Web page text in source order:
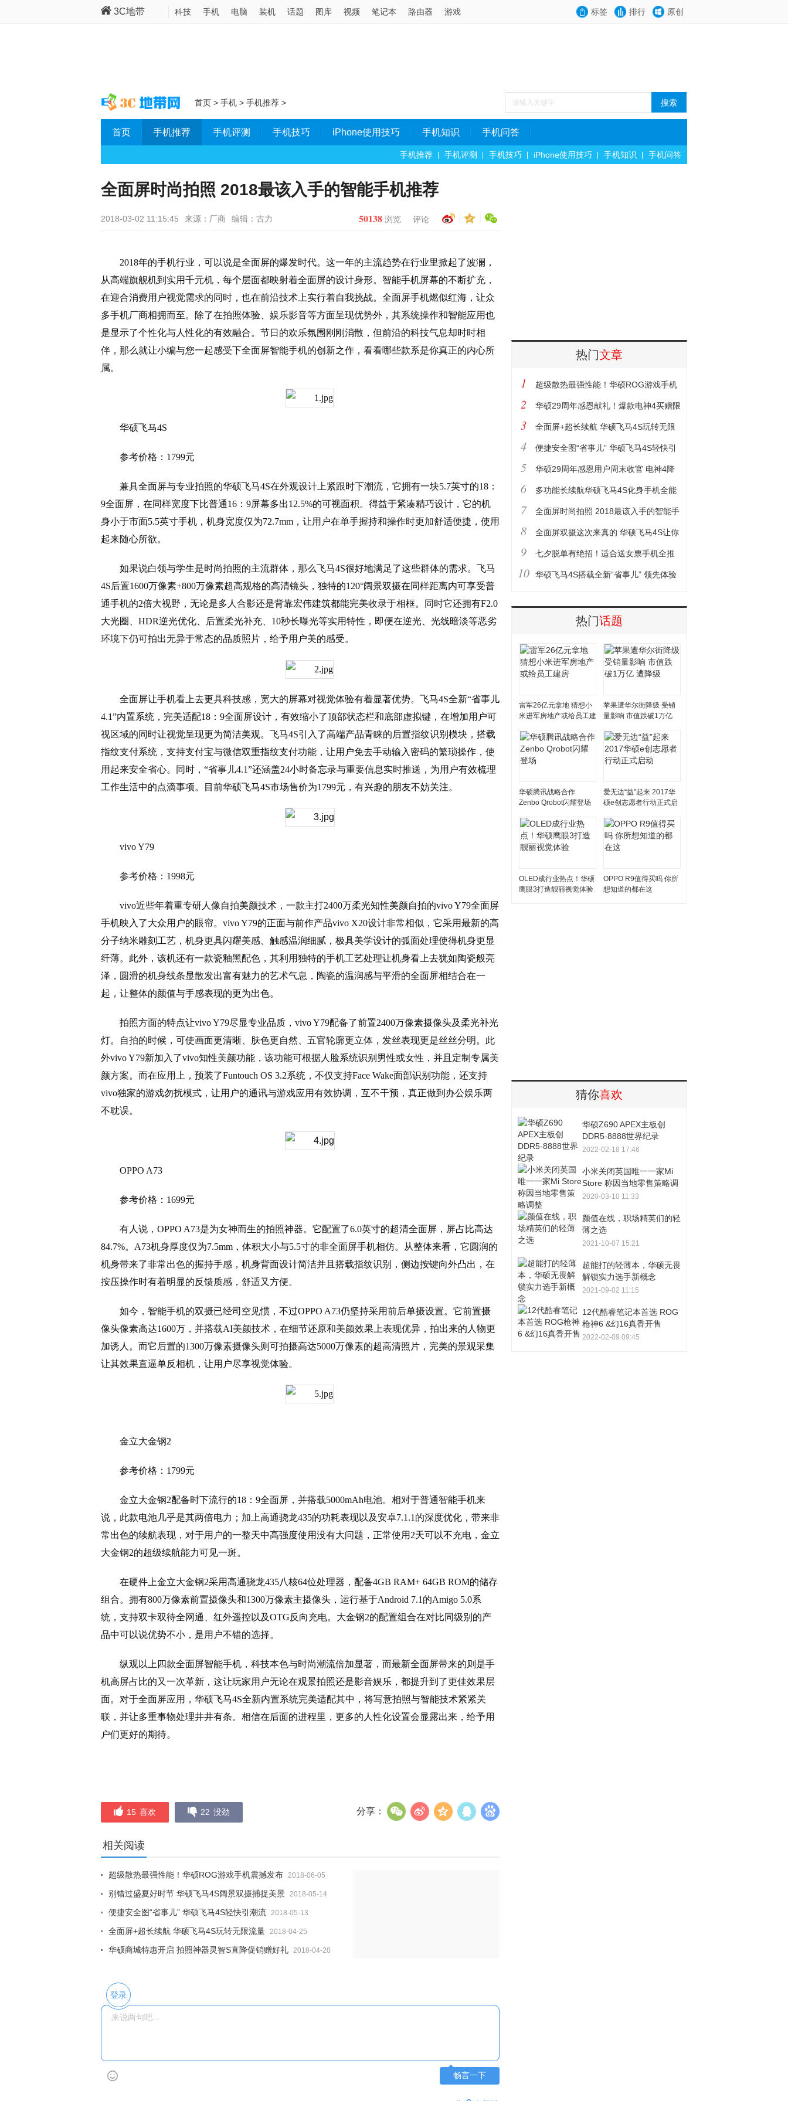
3C地带 科技 手机 电脑 装机 话题 图库 视频 笔记本 路由器 游戏 标签 排行 原创
首页 > 手机 > 手机推荐 >
首页 手机推荐 手机评测 手机技巧 iPhone使用技巧 手机知识 手机问答
手机推荐 手机评测 手机技巧 iPhone使用技巧 手机知识 手机问答
全面屏时尚拍照 2018最该入手的智能手机推荐
2018-03-02 11:15:45 来源：厂商 编辑：古力 50138 浏览 评论
2018年的手机行业，可以说是全面屏的爆发时代。这一年的主流趋势在行业里掀起了波澜，
从高端旗舰机到实用千元机，每个层面都映射着全面屏的设计身形。智能手机屏幕的不断扩充，
在迎合消费用户视觉需求的同时，也在前沿技术上实行着自我挑战。全面屏手机燃似红海，让众
多手机厂商相拥而至。除了在拍照体验、娱乐影音等方面呈现优势外，其系统操作和智能应用也
是显示了个性化与人性化的有效融合。节日的欢乐氛围刚刚消散，但前沿的科技气息却时时相
伴，那么就让小编与您一起感受下全面屏智能手机的创新之作，看看哪些款系是你真正的内心所
属。
华硕飞马4S
参考价格：1799元
兼具全面屏与专业拍照的华硕飞马4S在外观设计上紧跟时下潮流，它拥有一块5.7英寸的18：
9全面屏，在同样宽度下比普通16：9屏幕多出12.5%的可视面积。得益于紧凑精巧设计，它的机
身小于市面5.5英寸手机，机身宽度仅为72.7mm，让用户在单手握持和操作时更加舒适便捷，使用
起来随心所欲。
如果说白领与学生是时尚拍照的主流群体，那么飞马4S很好地满足了这些群体的需求。飞马
4S后置1600万像素+800万像素超高规格的高清镜头，独特的120°阔景双摄在同样距离内可享受普
通手机的2倍大视野，无论是多人合影还是背靠宏伟建筑都能完美收录于相框。同时它还拥有F2.0
大光圈、HDR逆光优化、后置柔光补充、10秒长曝光等实用特性，即便在逆光、光线暗淡等恶劣
环境下仍可拍出无异于常态的品质照片，给予用户美的感受。
全面屏让手机看上去更具科技感，宽大的屏幕对视觉体验有着显著优势。飞马4S全新“省事儿
4.1”内置系统，完美适配18：9全面屏设计，有效缩小了顶部状态栏和底部虚拟键，在增加用户可
视区域的同时让视觉呈现更为简洁美观。飞马4S引入了高端产品青睐的后置指纹识别模块，搭载
指纹支付系统，支持支付宝与微信双重指纹支付功能，让用户免去手动输入密码的繁琐操作，使
用起来安全省心。同时，“省事儿4.1”还涵盖24小时备忘录与重要信息实时推送，为用户有效梳理
工作生活中的点滴事项。目前华硕飞马4S市场售价为1799元，有兴趣的朋友不妨关注。
vivo Y79
参考价格：1998元
vivo近些年着重专研人像自拍美颜技术，一款主打2400万柔光知性美颜自拍的vivo Y79全面屏
手机映入了大众用户的眼帘。vivo Y79的正面与前作产品vivo X20设计非常相似，它采用最新的高
分子纳米雕刻工艺，机身更具闪耀美感、触感温润细腻，极具美学设计的弧面处理使得机身更显
纤薄。此外，该机还有一款瓷釉黑配色，其利用独特的手机工艺处理让机身看上去犹如陶瓷般亮
泽，圆滑的机身线条显散发出富有魅力的艺术气息，陶瓷的温润感与平滑的全面屏相结合在一
起，让整体的颜值与手感表现的更为出色。
拍照方面的特点让vivo Y79尽显专业品质，vivo Y79配备了前置2400万像素摄像头及柔光补光
灯。自拍的时候，可使画面更清晰、肤色更自然、五官轮廓更立体，发丝表现更是丝丝分明。此
外vivo Y79新加入了vivo知性美颜功能，该功能可根据人脸系统识别男性或女性，并且定制专属美
颜方案。而在应用上，预装了Funtouch OS 3.2系统，不仅支持Face Wake面部识别功能，还支持
vivo独家的游戏勿扰模式，让用户的通讯与游戏应用有效协调，互不干预，真正做到办公娱乐两
不耽误。
OPPO A73
参考价格：1699元
有人说，OPPO A73是为女神而生的拍照神器。它配置了6.0英寸的超清全面屏，屏占比高达
84.7%。A73机身厚度仅为7.5mm，体积大小与5.5寸的非全面屏手机相仿。从整体来看，它圆润的
机身带来了非常出色的握持手感，机身背面设计简洁并且搭载指纹识别，侧边按键向外凸出，在
按压操作时有着明显的反馈质感，舒适又方便。
如今，智能手机的双摄已经司空见惯，不过OPPO A73仍坚持采用前后单摄设置。它前置摄
像头像素高达1600万，并搭载AI美颜技术，在细节还原和美颜效果上表现优异，拍出来的人物更
加诱人。而它后置的1300万像素摄像头则可拍摄高达5000万像素的超高清照片，完美的景观采集
让其效果直逼单反相机，让用户尽享视觉体验。
金立大金钢2
参考价格：1799元
金立大金钢2配备时下流行的18：9全面屏，并搭载5000mAh电池。相对于普通智能手机来
说，此款电池几乎是其两倍电力；加上高通骁龙435的功耗表现以及安卓7.1.1的深度优化，带来非
常出色的续航表现，对于用户的一整天中高强度使用没有大问题，正常使用2天可以不充电，金立
大金钢2的超级续航能力可见一斑。
在硬件上金立大金钢2采用高通骁龙435八核64位处理器，配备4GB RAM+ 64GB ROM的储存
组合。拥有800万像素前置摄像头和1300万像素主摄像头，运行基于Android 7.1的Amigo 5.0系
统，支持双卡双待全网通、红外遥控以及OTG反向充电。大金钢2的配置组合在对比同级别的产
品中可以说优势不小，是用户不错的选择。
纵观以上四款全面屏智能手机，科技本色与时尚潮流倍加显著，而最新全面屏带来的则是手
机高屏占比的又一次革新，这让玩家用户无论在观景拍照还是影音娱乐，都提升到了更佳效果层
面。对于全面屏应用，华硕飞马4S全新内置系统完美适配其中，将写意拍照与智能技术紧紧关
联，并让多重事物处理井井有条。相信在后面的进程里，更多的人性化设置会显露出来，给予用
户们更好的期待。
分享：
15 喜欢 22 没劲
相关阅读
超级散热最强性能！华硕ROG游戏手机震撼发布 2018-06-05
别错过盛夏好时节 华硕飞马4S阔景双摄捕捉美景 2018-05-14
便捷安全图“省事儿” 华硕飞马4S轻快引潮流 2018-05-13
全面屏+超长续航 华硕飞马4S玩转无限流量 2018-04-25
华硕商城特惠开启 拍照神器灵智S直降促销赠好礼 2018-04-20
登录
畅言一下
热门文章
1 超级散热最强性能！华硕ROG游戏手机
震撼发布
2 华硕29周年感恩献礼！爆款电神4买赠限
时开售
3 全面屏+超长续航 华硕飞马4S玩转无限
流量
4 便捷安全图“省事儿” 华硕飞马4S轻快引
潮流
5 华硕29周年感恩用户周末收官 电神4降
价促销赠好礼
6 多功能长续航华硕飞马4S化身手机全能
战士
7 全面屏时尚拍照 2018最该入手的智能手
机推荐
8 全面屏双摄这次来真的 华硕飞马4S让你
任性女王节！
9 七夕脱单有绝招！适合送女票手机全推
荐
10 华硕飞马4S搭载全新“省事儿” 领先体验
热门话题
雷军26亿元拿地 猜想小
米进军房地产或给员工建
苹果遭华尔街降级 受销
量影响 市值跌破1万亿
华硕腾讯战略合作
Zenbo Qrobot闪耀登场
爱无边“益”起来 2017华
硕e创志愿者行动正式启
OLED成行业热点！华硕
鹰眼3打造靓丽视觉体验
OPPO R9值得买吗 你所
想知道的都在这
猜你喜欢
华硕Z690 APEX主板创
DDR5-8888世界纪录
2022-02-18 17:46
小米关闭英国唯一一家Mi
Store 称因当地零售策略调
整
2020-03-10 11:33
颜值在线，职场精英们的轻
薄之选
2021-10-07 15:21
超能打的轻薄本，华硕无畏
解锁实力选手新概念
2021-09-02 11:15
12代酷睿笔记本首选 ROG
枪神6 &幻16真香开售
2022-02-09 09:45